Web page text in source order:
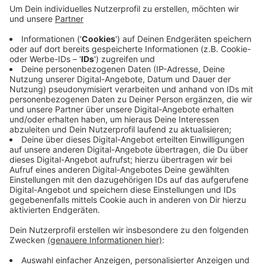
Betten, Wände und Infrastruktur für die
Krankenversorgung abgebaut. Danach ist wieder
Sport in der Uni-Halle möglich. Sie bleibt aber in
der Notfallplanung. Sollte es eine zweite
schwerere Corona-Welle geben, könne die Halle
innerhalb von zwei Tagen wieder zum Not-
Krankenhaus umgerüstet werden, teilt die Stadt
mit.
Veröffentlicht:Donnerstag, 28.05.2020 05:59
Anzeige
Anzeige